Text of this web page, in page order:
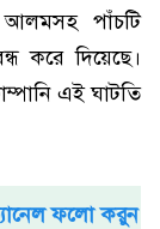
আলমসহ পাঁচটি
করে দিয়েছে।
এই ঘাটতি
ফলো করুন